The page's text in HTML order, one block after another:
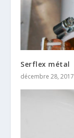
Serflex métal
décembre 28, 2017